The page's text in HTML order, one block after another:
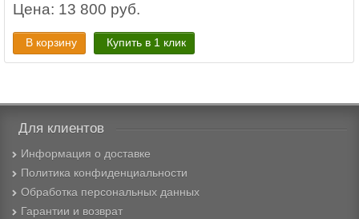
Цена: 13 800 руб.
В корзину Купить в 1 клик
Для клиентов
Информация о доставке
Политика конфиденциальности
Обработка персональных данных
Гарантии и возврат